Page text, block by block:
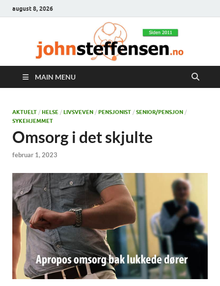
august 8, 2026
MAIN MENU
AKTUELT / HELSE / LIVSVEVEN / PENSJONIST / SENIOR/PENSJON /
SYKEHJEMMET
Omsorg i det skjulte
februar 1, 2023